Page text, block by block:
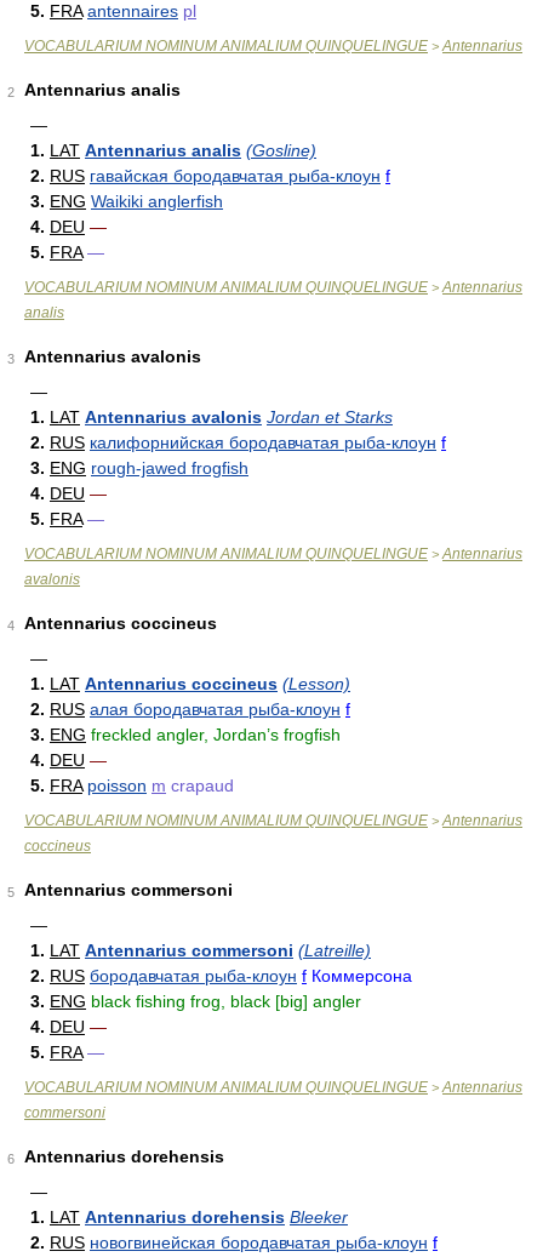
5. FRA antennaires pl
VOCABULARIUM NOMINUM ANIMALIUM QUINQUELINGUE > Antennarius
2
Antennarius analis
—
1. LAT Antennarius analis (Gosline)
2. RUS гавайская бородавчатая рыба-клоун f
3. ENG Waikiki anglerfish
4. DEU —
5. FRA —
VOCABULARIUM NOMINUM ANIMALIUM QUINQUELINGUE > Antennarius
analis
3
Antennarius avalonis
—
1. LAT Antennarius avalonis Jordan et Starks
2. RUS калифорнийская бородавчатая рыба-клоун f
3. ENG rough-jawed frogfish
4. DEU —
5. FRA —
VOCABULARIUM NOMINUM ANIMALIUM QUINQUELINGUE > Antennarius
avalonis
4
Antennarius coccineus
—
1. LAT Antennarius coccineus (Lesson)
2. RUS алая бородавчатая рыба-клоун f
3. ENG freckled angler, Jordan’s frogfish
4. DEU —
5. FRA poisson m crapaud
VOCABULARIUM NOMINUM ANIMALIUM QUINQUELINGUE > Antennarius
coccineus
5
Antennarius commersoni
—
1. LAT Antennarius commersoni (Latreille)
2. RUS бородавчатая рыба-клоун f Коммерсона
3. ENG black fishing frog, black [big] angler
4. DEU —
5. FRA —
VOCABULARIUM NOMINUM ANIMALIUM QUINQUELINGUE > Antennarius
commersoni
6
Antennarius dorehensis
—
1. LAT Antennarius dorehensis Bleeker
2. RUS новогвинейская бородавчатая рыба-клоун f